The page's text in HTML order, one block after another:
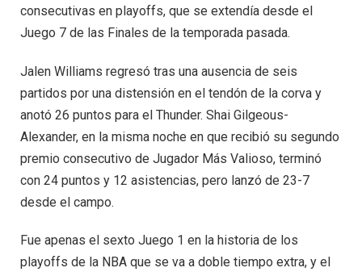
consecutivas en playoffs, que se extendía desde el
Juego 7 de las Finales de la temporada pasada.
Jalen Williams regresó tras una ausencia de seis
partidos por una distensión en el tendón de la corva y
anotó 26 puntos para el Thunder. Shai Gilgeous-
Alexander, en la misma noche en que recibió su segundo
premio consecutivo de Jugador Más Valioso, terminó
con 24 puntos y 12 asistencias, pero lanzó de 23-7
desde el campo.
Fue apenas el sexto Juego 1 en la historia de los
playoffs de la NBA que se va a doble tiempo extra, y el